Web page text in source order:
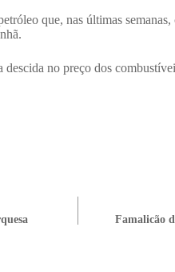
que, nas últimas
no preço dos
Famalicão